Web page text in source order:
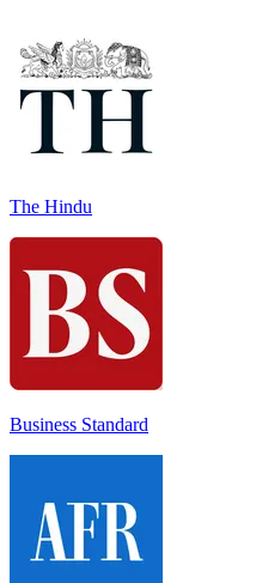
The Hindu
Business Standard